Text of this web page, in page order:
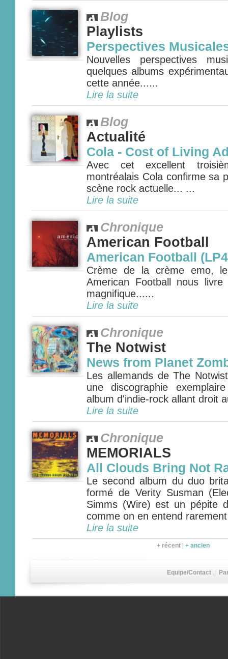
Blog
Playlists
Perspectives
Nouvelles perspectives
quelques albums
cette année......
Lire la suite
Blog
Actualité
Cola - Cost of Living
Avec cet excellent
montréalais Cola confirme sa
scène rock actuelle... ...
Lire la suite
Chronique
American Football
American Football
Crème de la crème emo,
American Football nous
magnifique......
Lire la suite
Chronique
The Notwist
News from Planet
Les allemands de The
une discographie
album d'indie-rock allant droit
Lire la suite
Chronique
MEMORIALS
All Clouds Bring Not
Le second album du duo
formé de Verity Susman
Simms (Wire) est un pépite
comme on en entend
Lire la suite
+ récent + ancien
Equipe/Contact